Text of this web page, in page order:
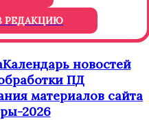
РЕДАКЦИЮ
Календарь новостей
ПД
материалов сайта
2026